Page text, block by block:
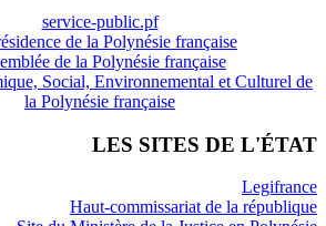
service-public.pf
de la Polynésie française
de la Polynésie française
Social, Environnemental et Culturel de
la Polynésie française
LES SITES DE L'ÉTAT
Legifrance
Haut-commissariat de la république